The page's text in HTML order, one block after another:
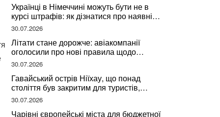
Українці в Німеччині можуть бути не в
курсі штрафів: як дізнатися про наявні
борги
30.07.2026
Літати стане дорожче: авіакомпанії
оголосили про нові правила щодо
вибору місць
30.07.2026
Гавайський острів Ніїхау, що понад
століття був закритим для туристів,
починає приймати перших відвідувачів
30.07.2026
Чарівні європейські міста для бюджетної